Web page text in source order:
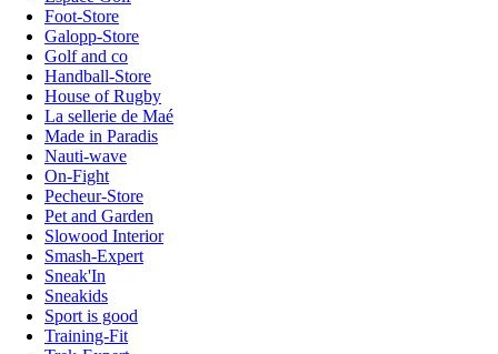
Foot-Store
Galopp-Store
Golf and co
Handball-Store
House of Rugby
La sellerie de Maé
Made in Paradis
Nauti-wave
On-Fight
Pecheur-Store
Pet and Garden
Slowood Interior
Smash-Expert
Sneak'In
Sneakids
Sport is good
Training-Fit